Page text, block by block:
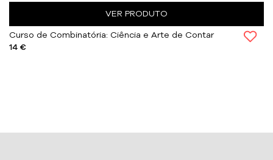
VER PRODUTO
Curso de Combinatória: Ciência e Arte de Contar
14 €